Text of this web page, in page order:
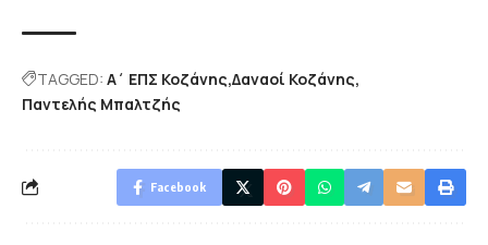
TAGGED: Α΄ ΕΠΣ Κοζάνης Δαναοί Κοζάνης
Παντελής Μπαλτζής
Facebook